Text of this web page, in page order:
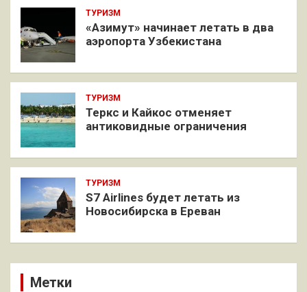
ТУРИЗМ
«Азимут» начинает летать в два
аэропорта Узбекистана
ТУРИЗМ
Теркс и Кайкос отменяет
антиковидные ограничения
ТУРИЗМ
S7 Airlines будет летать из
Новосибирска в Ереван
Метки